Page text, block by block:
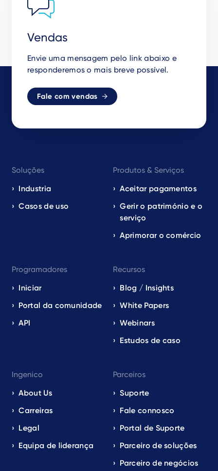
Vendas
Envie uma mensagem pelo link abaixo e
responderemos o mais breve possível.
Fale com vendas
navigation
EN
Soluções
Industria
Casos de uso
Produtos & Serviços
Aceitar pagamentos
Gerir o património e o
serviço
Aprimorar o comércio
Programadores
Iniciar
Portal da comunidade
API
Recursos
Blog / Insights
White Papers
Webinars
Estudos de caso
Ingenico
About Us
Carreiras
Legal
Equipa de liderança
Parceiros
Suporte
Fale connosco
Portal de Suporte
Parceiro de soluções
Parceiro de negócios